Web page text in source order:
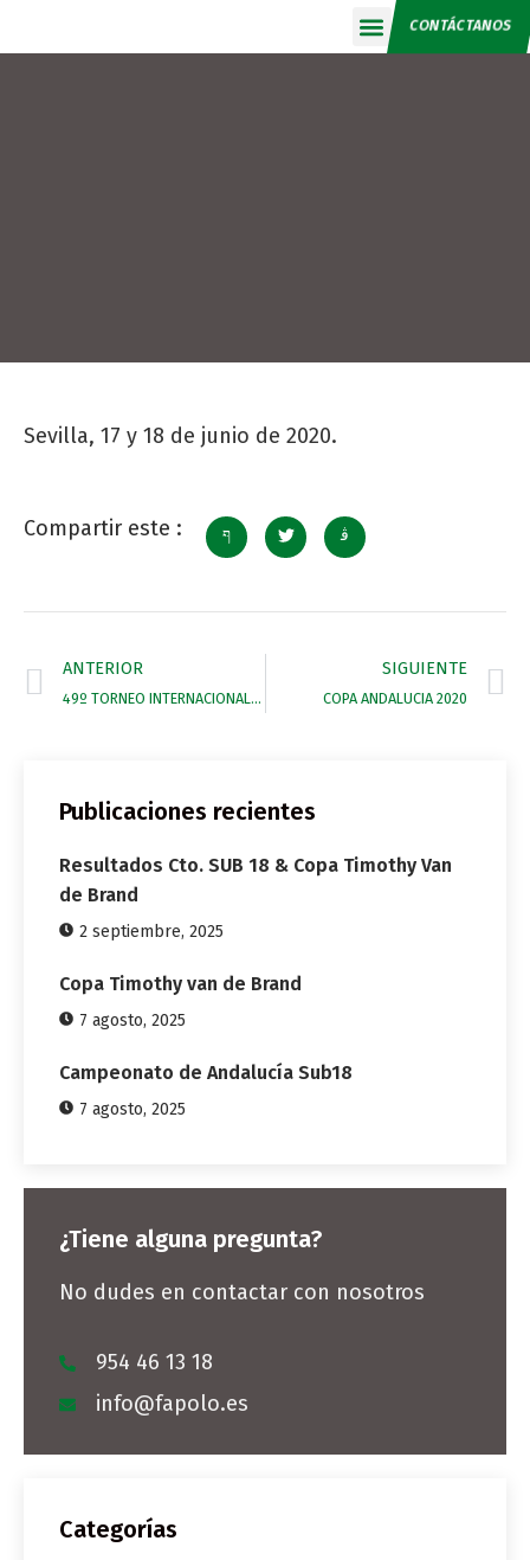
CONTÁCTANOS
Sevilla, 17 y 18 de junio de 2020.
Compartir este :
ANTERIOR
49º TORNEO INTERNACIONAL MANSION
SIGUIENTE
COPA ANDALUCIA 2020
Publicaciones recientes
Resultados Cto. SUB 18 & Copa Timothy Van
de Brand
2 septiembre, 2025
Copa Timothy van de Brand
7 agosto, 2025
Campeonato de Andalucía Sub18
7 agosto, 2025
¿Tiene alguna pregunta?
No dudes en contactar con nosotros
954 46 13 18
info@fapolo.es
Categorías